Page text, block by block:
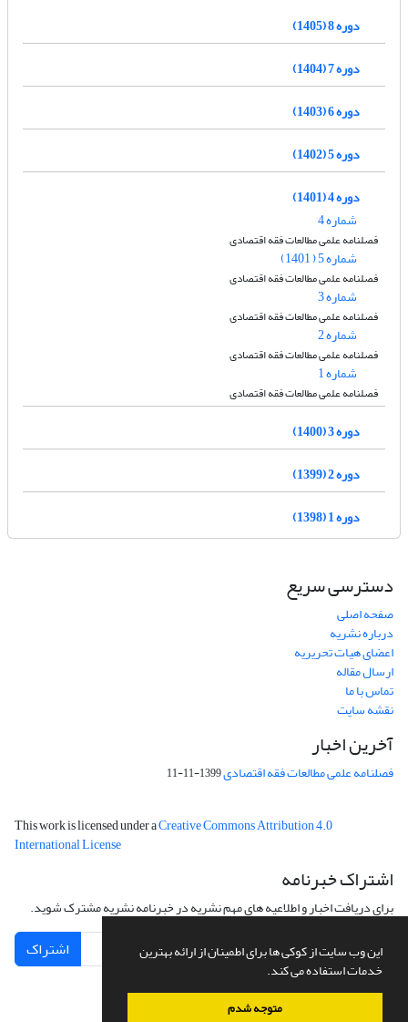
این وب سایت از کوکی ها برای اطمینان از ارائه بهترین
خدمات استفاده می کند.
متوجه شدم
دوره 8 (1405)
دوره 7 (1404)
دوره 6 (1403)
دوره 5 (1402)
دوره 4 (1401)
شماره 4
فصلنامه علمی مطالعات فقه اقتصادی
شماره 5 ( 1401)
فصلنامه علمی مطالعات فقه اقتصادی
شماره 3
فصلنامه علمی مطالعات فقه اقتصادی
شماره 2
فصلنامه علمی مطالعات فقه اقتصادی
شماره 1
فصلنامه علمی مطالعات فقه اقتصادی
دوره 3 (1400)
دوره 2 (1399)
دوره 1 (1398)
دسترسی سریع
صفحه اصلی
درباره نشریه
اعضای هیات تحریریه
ارسال مقاله
تماس با ما
نقشه سایت
آخرین اخبار
فصلنامه علمی مطالعات فقه اقتصادی1399-11-11
This work is licensed under aCreative Commons Attribution 4.0
International License
اشتراک خبرنامه
برای دریافت اخبار و اطلاعیه های مهم نشریه در خبرنامه نشریه مشترک شوید.
اشتراک